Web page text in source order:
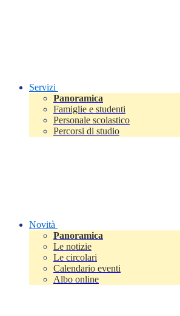
Servizi
Panoramica
Famiglie e studenti
Personale scolastico
Percorsi di studio
Novità
Panoramica
Le notizie
Le circolari
Calendario eventi
Albo online